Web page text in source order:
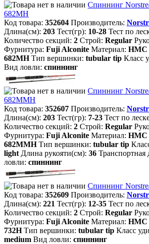
Спиннинг
682MH
Код товара: 352604 Производитель:
Длина(см): 203 Тест(гр): 10-28 Тест по
Количество секций: 2 Строй: Regular
Фурнитура: Fuji Alconite Материал: HMC
682MH Тип вершинки: tubular tip Класс
Вид ловли: спиннинг
Спиннинг
682MMH
Код товара: 352607 Производитель:
Длина(см): 203 Тест(гр): 7-23 Тест по
Количество секций: 2 Строй: Regular
Фурнитура: Fuji Alconite Материал: HMC
682MMH Тип вершинки: tubular tip
light Длина рукояти(см): 36 Транспортная
ловли: спиннинг
Спиннинг
Код товара: 352609 Производитель:
Длина(см): 221 Тест(гр): 12-35 Тест по
Количество секций: 2 Строй: Regular
Фурнитура: Fuji Alconite Материал: HMC
732H Тип вершинки: tubular tip Класс
medium Вид ловли: спиннинг